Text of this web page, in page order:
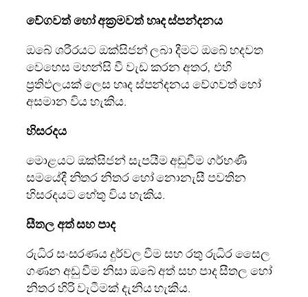
වේගවත් හෝ අක්‍රමවත් හෘද ස්පන්දනය
ඔබේ ශරීරයට ඔක්සිජන් ලබා දීමට ඔබේ හදවත
වෙහෙස මහන්සි වී වැඩ කරන අතර, එහි
ප්‍රතිඵලයක් ලෙස හෘද ස්පන්දනය වේගවත් හෝ
අසමාන විය හැකිය.
හිසරදය
මොළයට ඔක්සිජන් සැපයීම අඩුවීම ගර්භණී
සමයේදී නිතර නිතර හෝ නොනැසී පවතින
හිසරදයට හේතු විය හැකිය.
සීතල අත් සහ පාද
රුධිර සංසරණය දුර්වල වීම සහ රතු රුධිර සෛල
ගණන අඩු වීම නිසා ඔබේ අත් සහ පාද සීතල හෝ
නිතර හිරි වැටීමක් දැනිය හැකිය.